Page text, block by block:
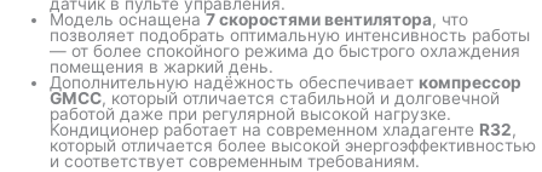
Модель оснащена7 скоростями вентилятора, что
позволяет подобрать оптимальную интенсивность работы
— от более спокойного режима до быстрого охлаждения
помещения в жаркий день.
Дополнительную надёжность обеспечивает компрессор
GMCC, который отличается стабильной и долговечной
работой даже при регулярной высокой нагрузке.
Кондиционер работает на современном хладагенте R32,
который отличается более высокой энергоэффективностью
и соответствует современным требованиям.